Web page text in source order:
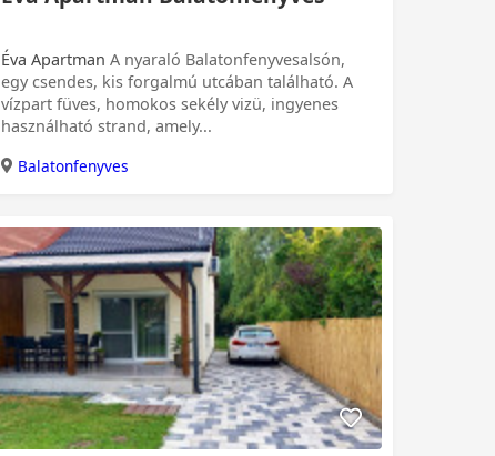
Éva Apartman
egy csendes, kis forgalmú utcában található. A
vízpart füves, homokos sekély vizü, ingyenes
használható strand, amely...
Balatonfenyves